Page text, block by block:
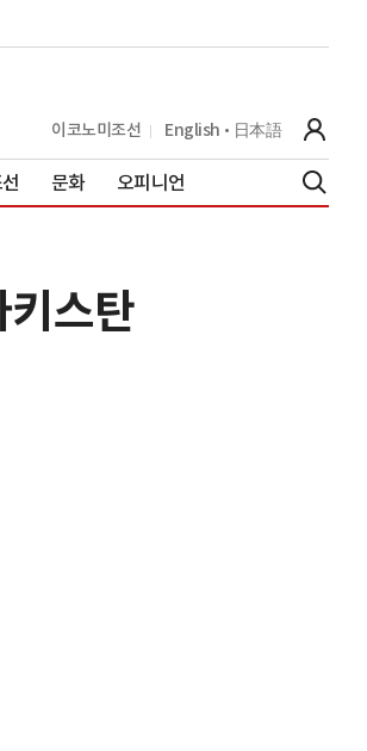
이코노미조선 English 日本語
문화 오피니언
스탄